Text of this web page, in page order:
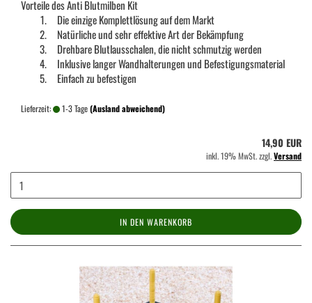
Vorteile des Anti Blutmilben Kit
Die einzige Komplettlösung auf dem Markt
Natürliche und sehr effektive Art der Bekämpfung
Drehbare Blutlausschalen, die nicht schmutzig werden
Inklusive langer Wandhalterungen und Befestigungsmaterial
Einfach zu befestigen
Lieferzeit: 1-3 Tage(Ausland abweichend)
14,90 EUR
inkl. 19% MwSt. zzgl.Versand
IN DEN WARENKORB